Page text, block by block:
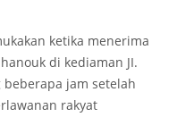
ketika menerima
di kediaman JI.
beberapa jam setelah
rakyat